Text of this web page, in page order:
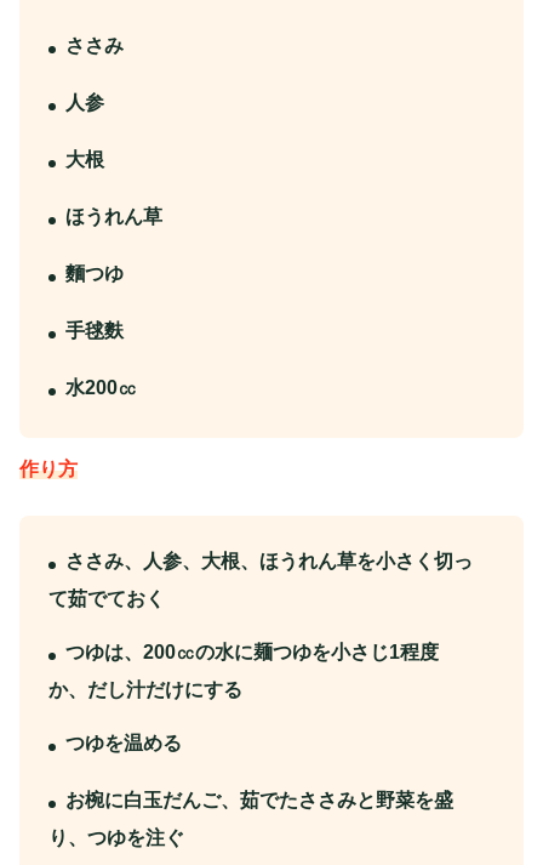
ささみ
人参
大根
ほうれん草
麵つゆ
手毬麩
水200㏄
作り方
ささみ、人参、大根、ほうれん草を小さく切っ
て茹でておく
つゆは、200㏄の水に麺つゆを小さじ1程度
か、だし汁だけにする
つゆを温める
お椀に白玉だんご、茹でたささみと野菜を盛
り、つゆを注ぐ